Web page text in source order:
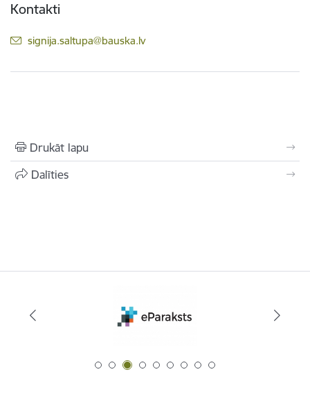
Kontakti
E-pasts:
signija.saltupa@bauska.lv
Drukāt lapu
Dalīties